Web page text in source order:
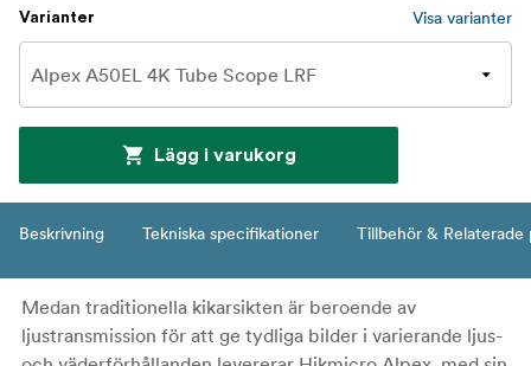
Varianter Visa varianter
Lägg i varukorg
Beskrivning Tekniska specifikationer Tillbehör & Relaterade
Medan traditionella kikarsikten är beroende av
ljustransmission för att ge tydliga bilder i varierande ljus-